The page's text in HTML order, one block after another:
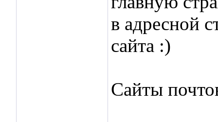
в адресной
сайта :)
Сайты